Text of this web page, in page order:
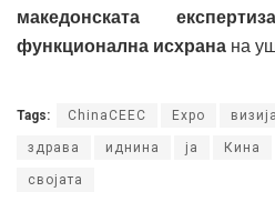
македонската
функционална исхрана на
Tags: ChinaCEEC Expo визија
здрава иднина ја Кина
својата